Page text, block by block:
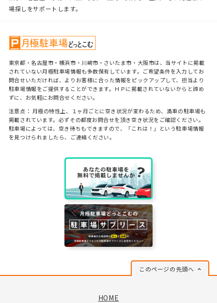
場探しをサポートします。
東京都・名古屋市・横浜市・川崎市・さいたま市・大阪市は、当サイトに掲載
されていない月極駐車場情報も多数保有しています。ご希望条件を入力してお
問合せいただければ、よりお客様に合った情報をピックアップして、担当より
駐車場情報をご提供することができます。ＨＰに掲載されていないからと諦め
ずに、お気軽にお問合せください。
注意点： 月極の特性上、１ヶ月ごとに空き状況が変わるため、満車の駐車場も
掲載されています。必ずその都度お問合せを頂き空き状況をご確認ください。
駐車場によっては、空き待ちもできますので、「これは！」という駐車場情報
を見つけられましたら、ご連絡ください。
このページの先頭へ
HOME